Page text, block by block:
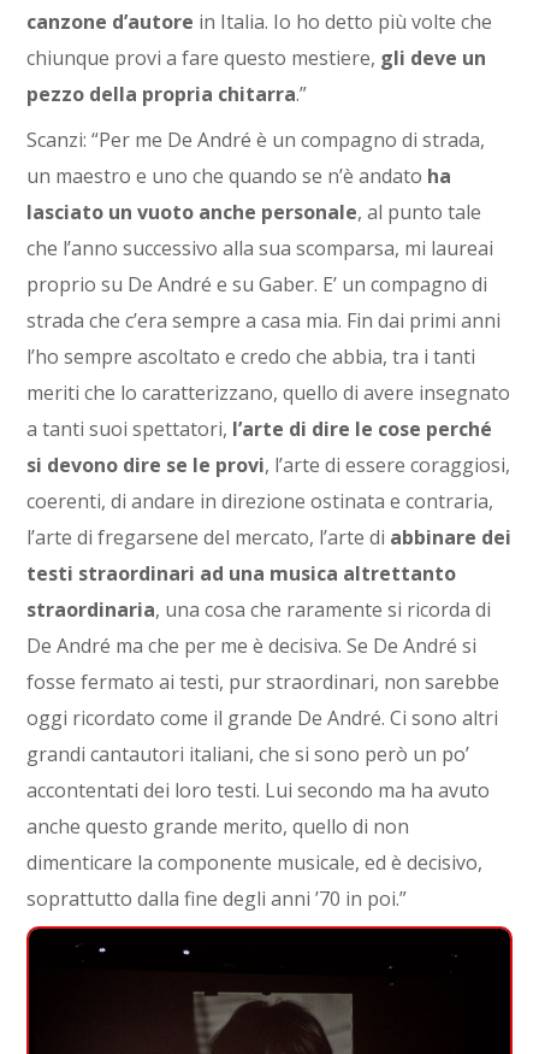
canzone d’autore in Italia. Io ho detto più volte che
chiunque provi a fare questo mestiere, gli deve un
pezzo della propria chitarra.”
Scanzi: “Per me De André è un compagno di strada,
un maestro e uno che quando se n’è andato ha
lasciato un vuoto anche personale, al punto tale
che l’anno successivo alla sua scomparsa, mi laureai
proprio su De André e su Gaber. E’ un compagno di
strada che c’era sempre a casa mia. Fin dai primi anni
l’ho sempre ascoltato e credo che abbia, tra i tanti
meriti che lo caratterizzano, quello di avere insegnato
a tanti suoi spettatori, l’arte di dire le cose perché
si devono dire se le provi, l’arte di essere coraggiosi,
coerenti, di andare in direzione ostinata e contraria,
l’arte di fregarsene del mercato, l’arte di abbinare dei
testi straordinari ad una musica altrettanto
straordinaria, una cosa che raramente si ricorda di
De André ma che per me è decisiva. Se De André si
fosse fermato ai testi, pur straordinari, non sarebbe
oggi ricordato come il grande De André. Ci sono altri
grandi cantautori italiani, che si sono però un po’
accontentati dei loro testi. Lui secondo ma ha avuto
anche questo grande merito, quello di non
dimenticare la componente musicale, ed è decisivo,
soprattutto dalla fine degli anni ’70 in poi.”